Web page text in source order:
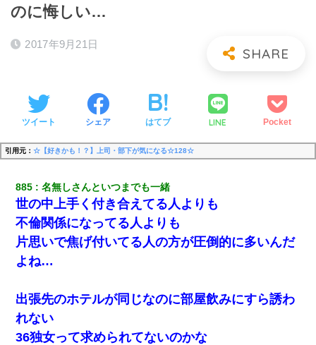
のに悔しい…
2017年9月21日
ツイート シェア はてブ LINE Pocket
引用元： ☆【好きかも！？】上司・部下が気になる☆128☆
885 名無しさんといつまでも一緒
世の中上手く付き合えてる人よりも
不倫関係になってる人よりも
片思いで焦げ付いてる人の方が圧倒的に多いんだ
よね…
出張先のホテルが同じなのに部屋飲みにすら誘わ
れない
36独女って求められてないのかな